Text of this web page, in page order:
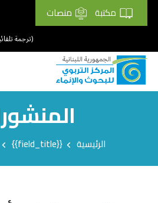
مكتبة منصات
(ترجمة
Breadcrumb
الرئيسية {{field_title}}